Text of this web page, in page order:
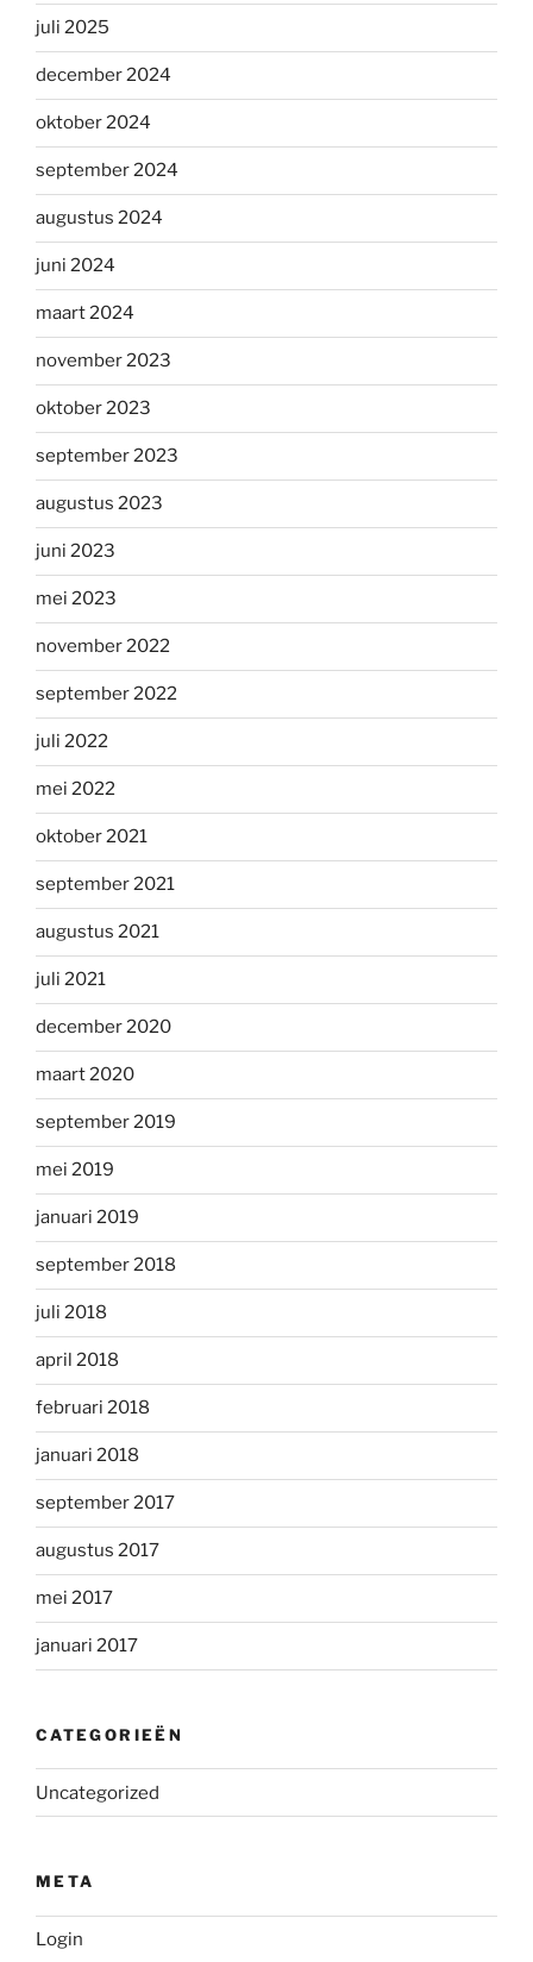
juli 2025
december 2024
oktober 2024
september 2024
augustus 2024
juni 2024
maart 2024
november 2023
oktober 2023
september 2023
augustus 2023
juni 2023
mei 2023
november 2022
september 2022
juli 2022
mei 2022
oktober 2021
september 2021
augustus 2021
juli 2021
december 2020
maart 2020
september 2019
mei 2019
januari 2019
september 2018
juli 2018
april 2018
februari 2018
januari 2018
september 2017
augustus 2017
mei 2017
januari 2017
CATEGORIEËN
Uncategorized
META
Login